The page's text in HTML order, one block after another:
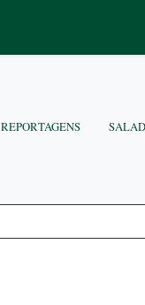
REPORTAGENS